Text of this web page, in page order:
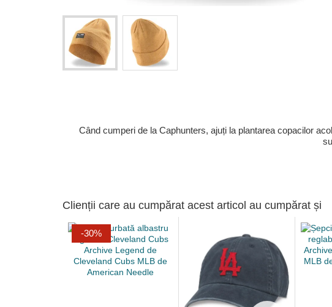
Când cumperi de la Caphunters, ajuți la plantarea copacilor
Clienții care au cumpărat acest articol au cumpărat și
-30%